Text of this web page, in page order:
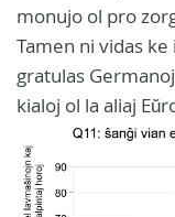
monujo ol pro
Tamen ni vidas
gratulas
kialoj ol la aliaj